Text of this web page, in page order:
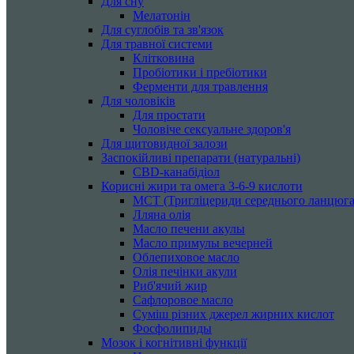
Мелатонін
Для суглобів та зв'язок
Для травної системи
Клітковина
Пробіотики і пребіотики
Ферменти для травлення
Для чоловіків
Для простати
Чоловіче сексуальне здоров'я
Для щитовидної залози
Заспокійливі препарати (натуральні)
CBD-канабідіол
Корисні жири та омега 3-6-9 кислоти
MCT (Тригліцериди середнього
Лляна олія
Масло печени акулы
Масло примулы вечерней
Облепиховое масло
Олія печінки акули
Риб'ячий жир
Сафлоровое масло
Суміш різних джерел жирних кислот
Фосфолипиды
Мозок і когнітивні функції